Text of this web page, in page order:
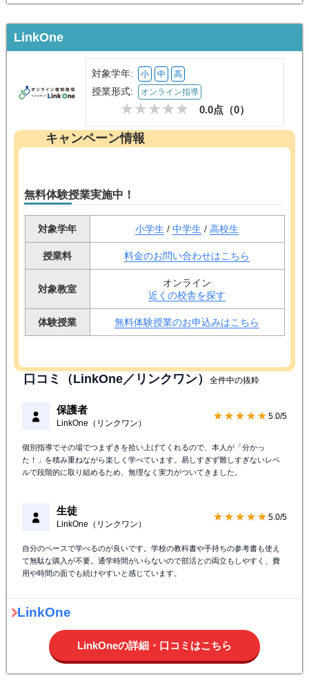
LinkOne
対象学年: 小 中 高
授業形式: オンライン指導
0.0点（0）
キャンペーン情報
無料体験授業実施中！
対象学年 小学生 / 中学生 / 高校生
授業料 料金のお問い合わせはこちら
対象教室
オンライン
近くの校舎を探す
体験授業 無料体験授業のお申込みはこちら
口コミ（LinkOne／リンクワン） 全件中の抜粋
保護者
LinkOne（リンクワン）
★★★★★ 5.0/5
個別指導でその場でつまずきを拾い上げてくれるので、本人が「分かっ
た！」を積み重ねながら楽しく学べています。易しすぎず難しすぎないレベ
ルで段階的に取り組めるため、無理なく実力がついてきました。
生徒
LinkOne（リンクワン）
★★★★★ 5.0/5
自分のペースで学べるのが良いです。学校の教科書や手持ちの参考書も使え
て無駄な購入が不要。通学時間がいらないので部活との両立もしやすく、費
用や時間の面でも続けやすいと感じています。
LinkOne
LinkOneの詳細・口コミはこちら